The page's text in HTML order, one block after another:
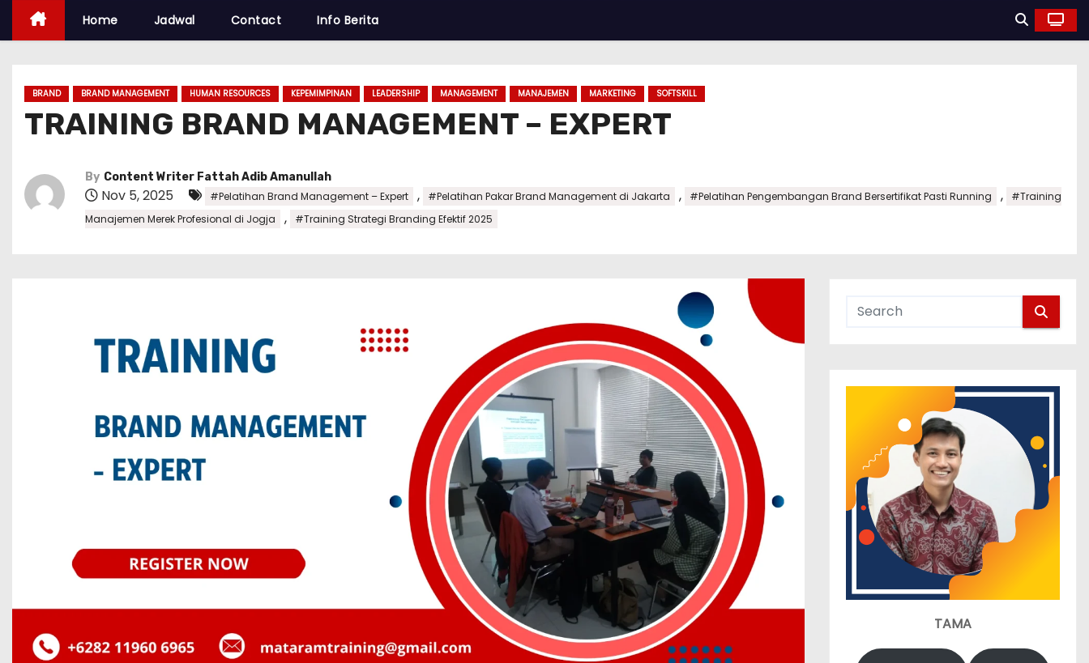
Home Jadwal Contact Info Berita
BRAND BRAND MANAGEMENT HUMAN RESOURCES KEPEMIMPINAN LEADERSHIP MANAGEMENT MANAJEMEN MARKETING SOFTSKILL
TRAINING BRAND MANAGEMENT – EXPERT
By Content Writer Fattah Adib Amanullah
Nov 5, 2025 #Pelatihan Brand Management – Expert , #Pelatihan Pakar Brand Management di Jakarta , #Pelatihan Pengembangan Brand Bersertifikat Pasti Running ,
#Training
Manajemen Merek Profesional di Jogja
, #Training Strategi Branding Efektif 2025
TAMA